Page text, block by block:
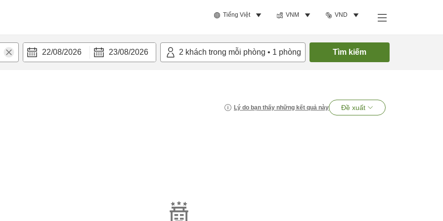
Tiếng Việt VNM VND
22/08/2026 23/08/2026 2 khách trong mỗi phòng • 1 phòng Tìm kiếm
Lý do bạn thấy những kết quả này Đề xuất